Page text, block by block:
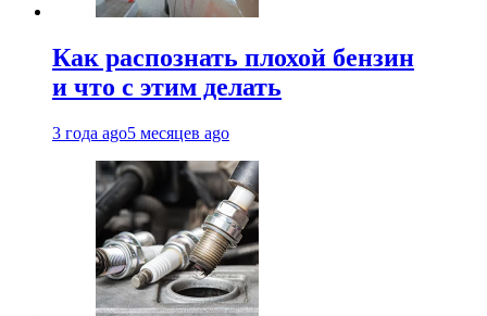
Как распознать плохой бензин
и что с этим делать
3 года ago5 месяцев ago